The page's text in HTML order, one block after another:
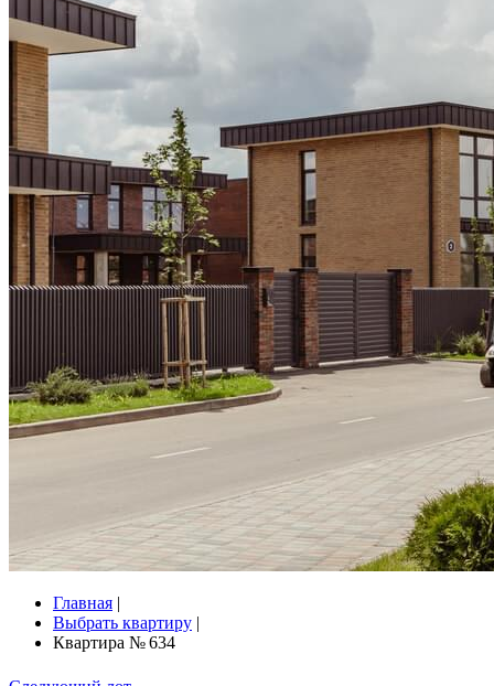
Главная |
Выбрать квартиру |
Квартира № 634